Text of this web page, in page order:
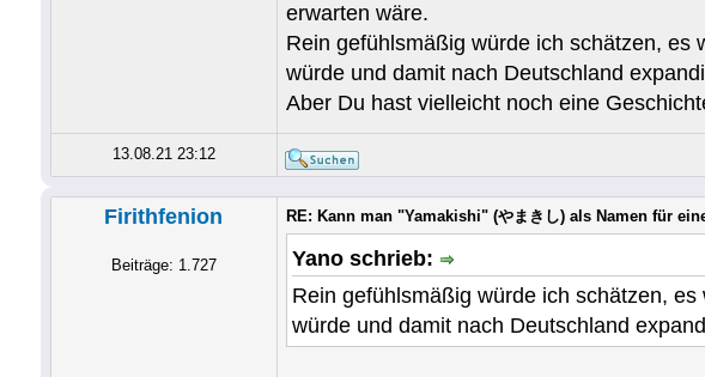
erwarten wäre.
Rein gefühlsmäßig würde ich schätzen, es
würde und damit nach Deutschland
Aber Du hast vielleicht noch eine
13.08.21 23:12
Firithfenion
Beiträge: 1.727
RE: Kann man "Yamakishi" (やまきし) als Namen für
Yano schrieb:
Rein gefühlsmäßig würde ich schätzen,
würde und damit nach Deutschland